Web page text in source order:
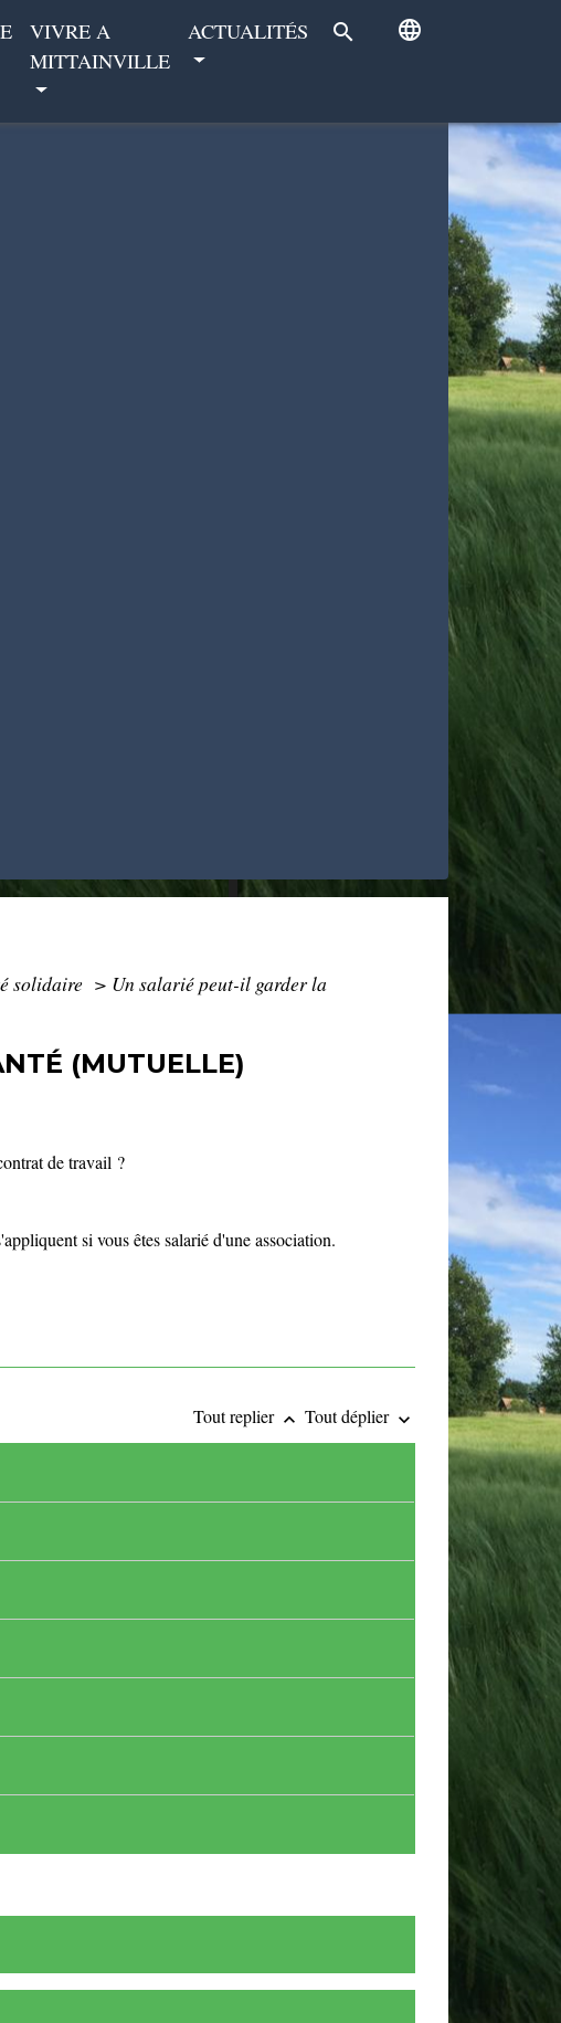
VIVRE A
MITTAINVILLE
ACTUALITÉS search language
solidaire > Un salarié peut-il garder la
(MUTUELLE)
de travail ?
si vous êtes salarié d'une association.
Tout replier keyboard_arrow_up Tout déplier keyboard_arrow_down